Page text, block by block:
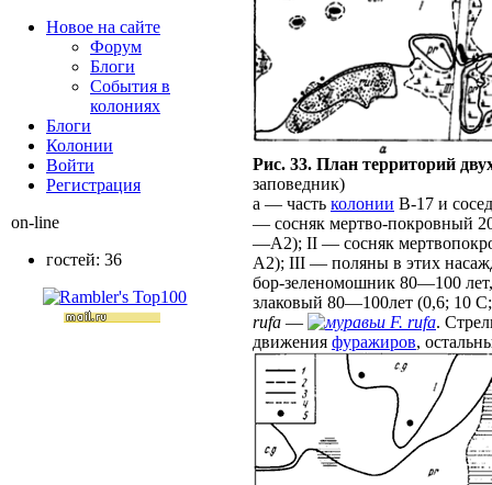
Рис. 33. План территорий
заповедник)
а — часть колонии В-17 и
— сосняк мертво-покровный
—А2); II — сосняк
А2); III — поляны в этих
бор-зеленомошник 80—100
злаковый 80—100лет (0,6; 10
rufa — F. rufa.
движения фуражиров,
Новое на сайте
Форум
Блоги
События в
колониях
Блоги
Колонии
Войти
Peгиcтpaция
on-line
гостей: 36